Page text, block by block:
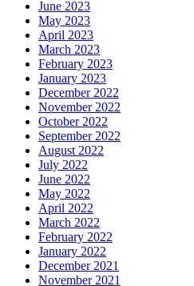
June 2023
May 2023
April 2023
March 2023
February 2023
January 2023
December 2022
November 2022
October 2022
September 2022
August 2022
July 2022
June 2022
May 2022
April 2022
March 2022
February 2022
January 2022
December 2021
November 2021